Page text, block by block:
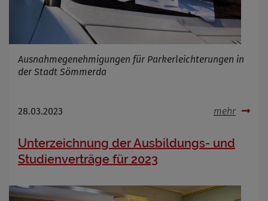
Ausnahmegenehmigungen für Parkerleichterungen in
der Stadt Sömmerda
28.03.2023 mehr
Unterzeichnung der Ausbildungs- und
Studienverträge für 2023